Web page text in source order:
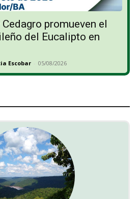
promueven el
del Eucalipto en
Escobar - 05/08/2026